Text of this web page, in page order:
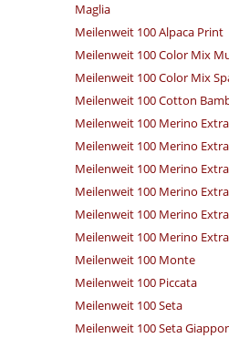
Maglia
Meilenweit 100 Alpaca Print
Meilenweit 100 Color Mix
Meilenweit 100 Color Mix
Meilenweit 100 Cotton
Meilenweit 100 Merino
Meilenweit 100 Merino
Meilenweit 100 Merino
Meilenweit 100 Merino
Meilenweit 100 Merino
Meilenweit 100 Merino
Meilenweit 100 Monte
Meilenweit 100 Piccata
Meilenweit 100 Seta
Meilenweit 100 Seta